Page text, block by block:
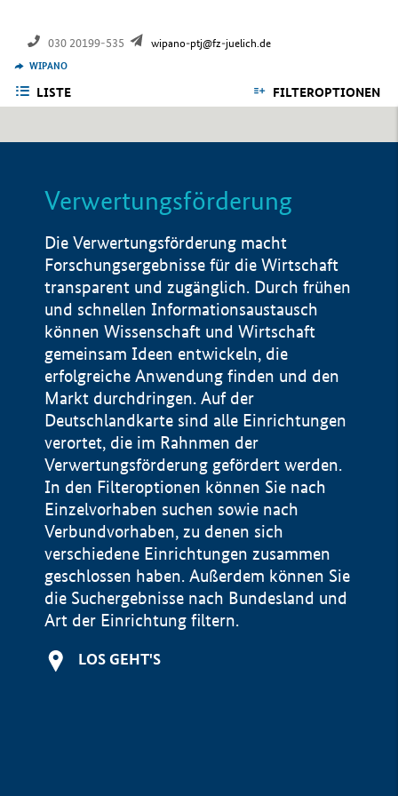
030 20199-535 wipano-ptj@fz-juelich.de
WIPANO
LISTE FILTEROPTIONEN
Verwertungsförderung
Die Verwertungsförderung macht
Forschungsergebnisse für die Wirtschaft
transparent und zugänglich. Durch frühen
und schnellen Informationsaustausch
können Wissenschaft und Wirtschaft
gemeinsam Ideen entwickeln, die
erfolgreiche Anwendung finden und den
Markt durchdringen. Auf der
Deutschlandkarte sind alle Einrichtungen
verortet, die im Rahnmen der
Verwertungsförderung gefördert werden.
In den Filteroptionen können Sie nach
Einzelvorhaben suchen sowie nach
Verbundvorhaben, zu denen sich
verschiedene Einrichtungen zusammen
geschlossen haben. Außerdem können Sie
die Suchergebnisse nach Bundesland und
Art der Einrichtung filtern.
LOS GEHT'S